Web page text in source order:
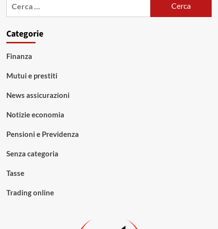
Categorie
Finanza
Mutui e prestiti
News assicurazioni
Notizie economia
Pensioni e Previdenza
Senza categoria
Tasse
Trading online